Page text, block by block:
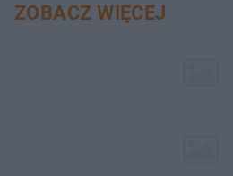
ZOBACZ WIĘCEJ